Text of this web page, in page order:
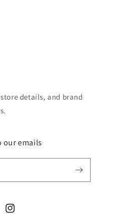
details, and brand
our emails
Instagram